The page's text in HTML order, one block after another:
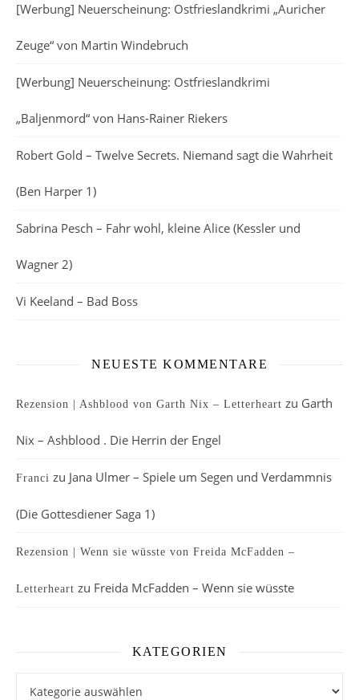
[Werbung] Neuerscheinung: Ostfrieslandkrimi „Auricher
Zeuge“ von Martin Windebruch
[Werbung] Neuerscheinung: Ostfrieslandkrimi
„Baljenmord“ von Hans-Rainer Riekers
Robert Gold – Twelve Secrets. Niemand sagt die Wahrheit
(Ben Harper 1)
Sabrina Pesch – Fahr wohl, kleine Alice (Kessler und
Wagner 2)
Vi Keeland – Bad Boss
NEUESTE KOMMENTARE
Rezension | Ashblood von Garth Nix – Letterheart zu Garth
Nix – Ashblood . Die Herrin der Engel
Franci zu Jana Ulmer – Spiele um Segen und Verdammnis
(Die Gottesdiener Saga 1)
Rezension | Wenn sie wüsste von Freida McFadden –
Letterheart zu Freida McFadden – Wenn sie wüsste
KATEGORIEN